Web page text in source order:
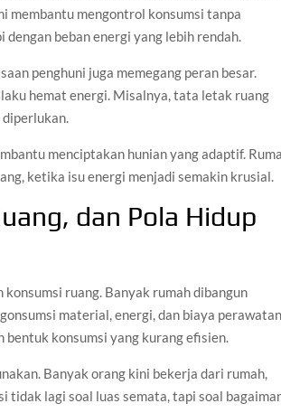
membantu mengontrol konsumsi tanpa
beban energi yang lebih rendah.
penghuni juga memegang peran besar.
hemat energi. Misalnya, tata letak ruang
menciptakan hunian yang adaptif.
ketika isu energi menjadi semakin krusial.
dan Pola Hidup
ruang. Banyak rumah dibangun
material, energi, dan biaya
konsumsi yang kurang efisien.
Banyak orang kini bekerja dari rumah,
tidak lagi soal luas semata, tapi soal